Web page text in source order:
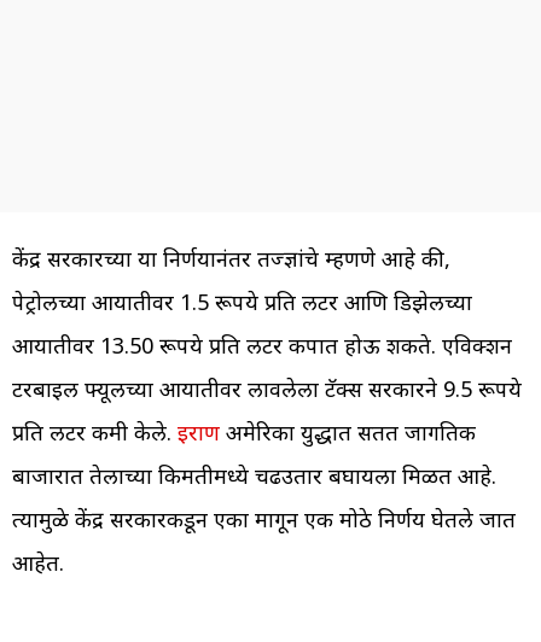
केंद्र सरकारच्या या निर्णयानंतर तज्ज्ञांचे म्हणणे आहे की,
पेट्रोलच्या आयातीवर 1.5 रूपये प्रति लीटर आणि डिझेलच्या
आयातीवर 13.50 रूपये प्रति लीटर कपात होऊ शकते. एविक्शन
टरबाइल फ्यूलच्या आयातीवर लावलेला टॅक्स सरकारने 9.5 रूपये
प्रति लीटर कमी केले. इराण अमेरिका युद्धात सतत जागतिक
बाजारात तेलाच्या किमतीमध्ये चढउतार बघायला मिळत आहे.
त्यामुळे केंद्र सरकारकडून एका मागून एक मोठे निर्णय घेतले जात
आहेत.